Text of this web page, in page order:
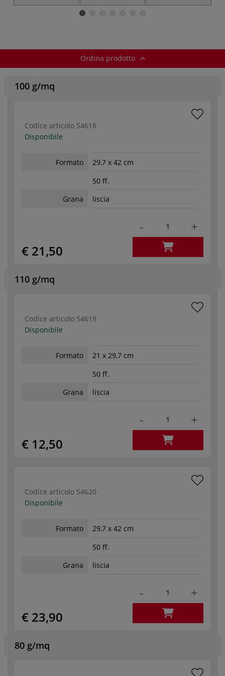
grafite matite di grafite doppio con
Ordina prodotto
100 g/mq
Codice articolo 54618
Disponibile
Formato
29,7 x 42 cm
50 ff.
Grana
liscia
€ 21,50
- +
110 g/mq
Codice articolo 54619
Disponibile
Formato
21 x 29,7 cm
50 ff.
Grana
liscia
€ 12,50
- +
Codice articolo 54620
Disponibile
Formato
29,7 x 42 cm
50 ff.
Grana
liscia
€ 23,90
- +
80 g/mq